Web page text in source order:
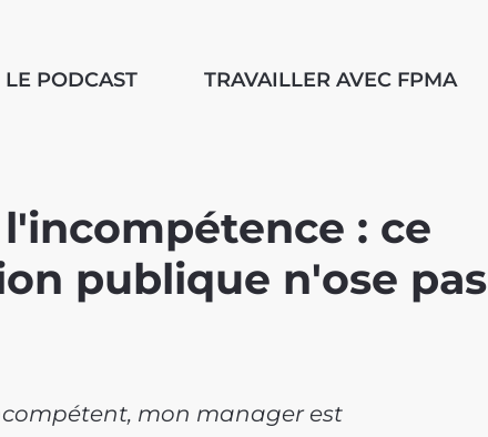
LE PODCAST TRAVAILLER AVEC FPMA
: ce
publique n'ose pas
mon manager est